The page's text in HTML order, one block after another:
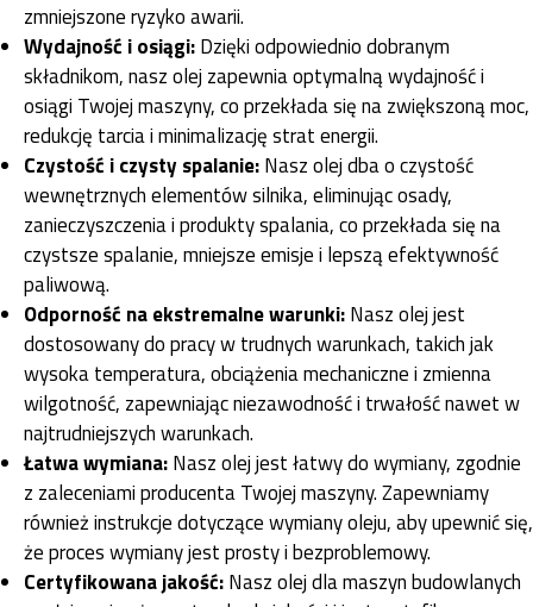
zmniejszone ryzyko awarii.
Wydajność i osiągi:Dzięki odpowiednio dobranym
składnikom, nasz olej zapewnia optymalną wydajność i
osiągi Twojej maszyny, co przekłada się na zwiększoną moc,
redukcję tarcia i minimalizację strat energii.
Czystość i czysty spalanie:Nasz olej dba o czystość
wewnętrznych elementów silnika, eliminując osady,
zanieczyszczenia i produkty spalania, co przekłada się na
czystsze spalanie, mniejsze emisje i lepszą efektywność
paliwową.
Odporność na ekstremalne warunki:Nasz olej jest
dostosowany do pracy w trudnych warunkach, takich jak
wysoka temperatura, obciążenia mechaniczne i zmienna
wilgotność, zapewniając niezawodność i trwałość nawet w
najtrudniejszych warunkach.
Łatwa wymiana:Nasz olej jest łatwy do wymiany, zgodnie
z zaleceniami producenta Twojej maszyny. Zapewniamy
również instrukcje dotyczące wymiany oleju, aby upewnić się,
że proces wymiany jest prosty i bezproblemowy.
Certyfikowana jakość:Nasz olej dla maszyn budowlanych